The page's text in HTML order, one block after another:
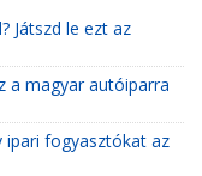
Játszd le ezt az
a magyar autóiparra
ipari fogyasztókat az